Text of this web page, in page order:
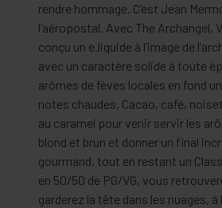
rendre hommage. C’est Jean
l’aéropostal. Avec The Archangel,
conçu un e.liquide à l’image de
avec un caractère solide à toute
arômes de fèves locales en fond
notes chaudes. Cacao, café,
au caramel pour venir servir les
blond et brun et donner un final
gourmand, tout en restant un
en 50/50 de PG/VG, vous
garderez la tête dans les nuages,